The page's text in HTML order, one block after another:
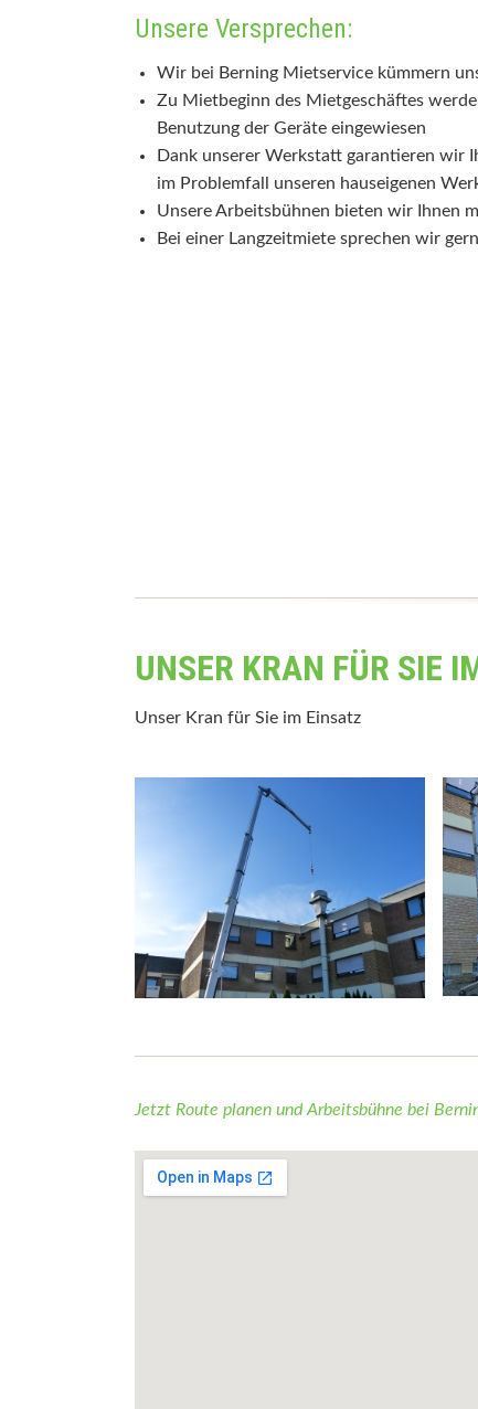
Unsere Versprechen:
Wir bei Berning Mietservice kümmern
Zu Mietbeginn des Mietgeschäftes
Benutzung der Geräte eingewiesen
Dank unserer Werkstatt garantieren wir
im Problemfall unseren hauseigenen
Unsere Arbeitsbühnen bieten wir Ihnen
Bei einer Langzeitmiete sprechen wir
UNSER KRAN FÜR SIE
Unser Kran für Sie im Einsatz
Jetzt Route planen und Arbeitsbühne bei